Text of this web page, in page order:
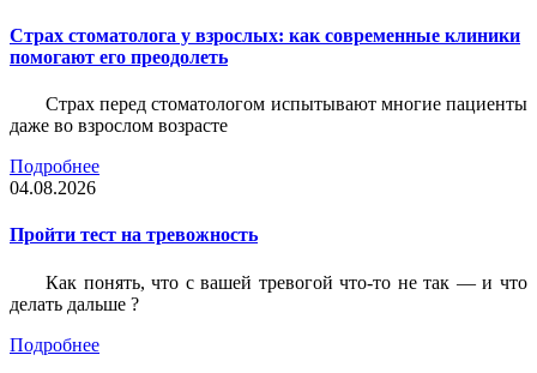
Страх стоматолога у взрослых: как современные клиники
помогают его преодолеть
Страх перед стоматологом испытывают многие пациенты
даже во взрослом возрасте
Подробнее
04.08.2026
Пройти тест на тревожность
Как понять, что с вашей тревогой что-то не так — и что
делать дальше ?
Подробнее